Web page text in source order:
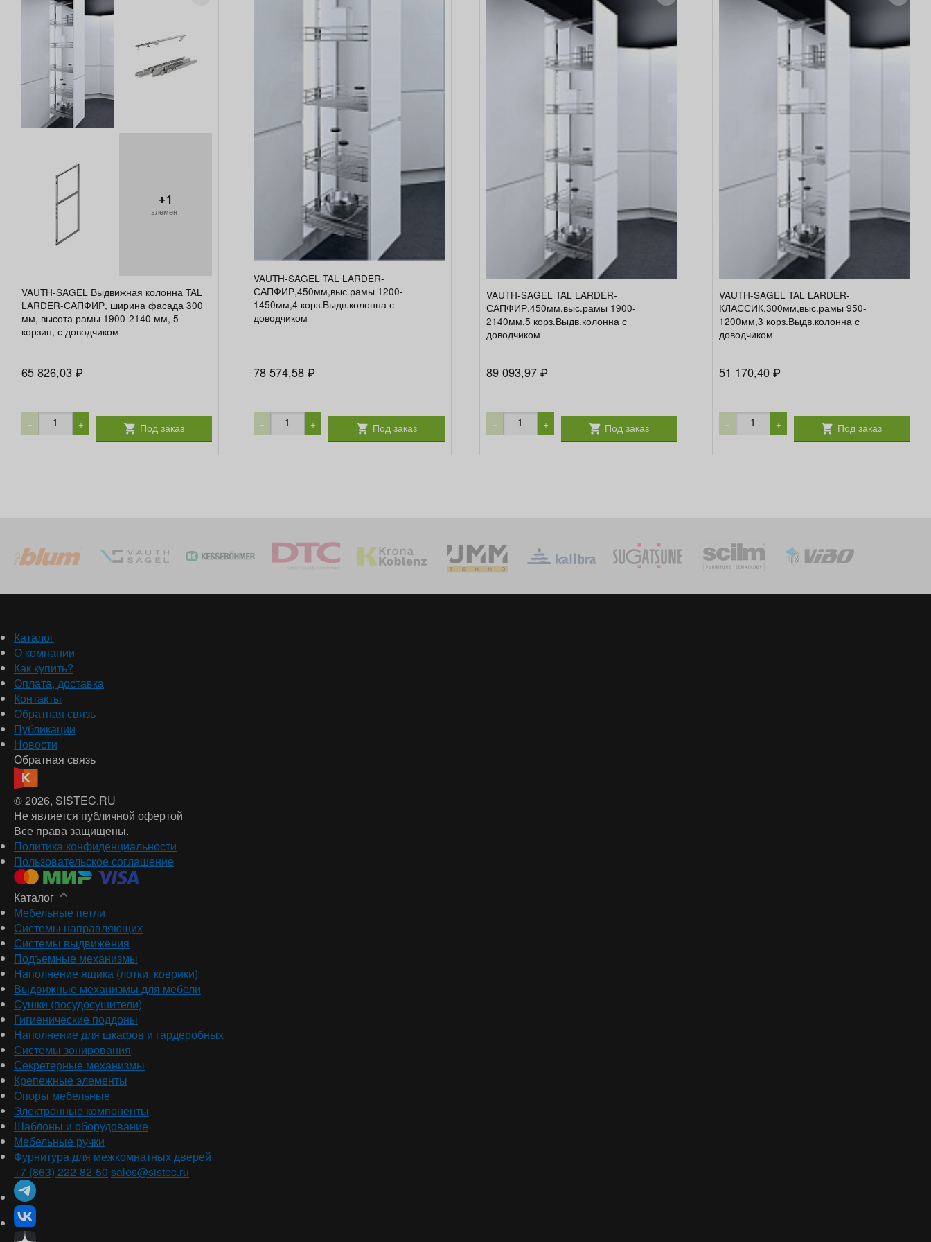
+1
элемент
VAUTH-SAGEL Выдвижная колонна TAL
LARDER-САПФИР, ширина фасада 300
мм, высота рамы 1900-2140 мм, 5
корзин, с доводчиком
65 826,03 ₽
− + Под заказ
VAUTH-SAGEL TAL LARDER-
САПФИР,450мм,выс.рамы 1200-
1450мм,4 корз.Выдв.колонна с
доводчиком
78 574,58₽
− + Под заказ
VAUTH-SAGEL TAL LARDER-
САПФИР,450мм,выс.рамы 1900-
2140мм,5 корз.Выдв.колонна с
доводчиком
89 093,97₽
− + Под заказ
VAUTH-SAGEL TAL LARDER-
КЛАССИК,300мм,выс.рамы 950-
1200мм,3 корз.Выдв.колонна с
доводчиком
51 170,40 ₽
− + Под заказ
Каталог
О компании
Как купить?
Оплата, доставка
Контакты
Обратная связь
Публикации
Новости
Обратная связь
© 2026, SISTEC.RU
Не является публичной офертой
Все права защищены.
Политика конфиденциальности
Пользовательское соглашение
Каталог
Мебельные петли
Системы направляющих
Системы выдвижения
Подъемные механизмы
Наполнение ящика (лотки, коврики)
Выдвижные механизмы для мебели
Сушки (посудосушители)
Гигиенические поддоны
Наполнение для шкафов и гардеробных
Системы зонирования
Секретерные механизмы
Крепежные элементы
Опоры мебельные
Электронные компоненты
Шаблоны и оборудование
Мебельные ручки
Фурнитура для межкомнатных дверей
+7 (863) 222-82-50 sales@sistec.ru